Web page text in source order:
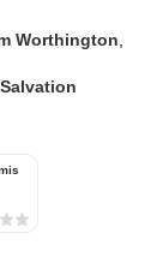
Worthington